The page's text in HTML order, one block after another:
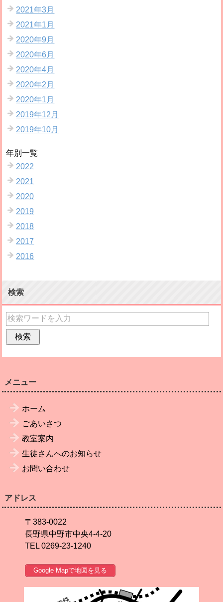
2021年3月
2021年1月
2020年9月
2020年6月
2020年4月
2020年2月
2020年1月
2019年12月
2019年10月
年別一覧
2022
2021
2020
2019
2018
2017
2016
検索
メニュー
ホーム
ごあいさつ
教室案内
生徒さんへのお知らせ
お問い合わせ
アドレス
〒383-0022
長野県中野市中央4-4-20
TEL 0269-23-1240
Google Mapで地図を見る